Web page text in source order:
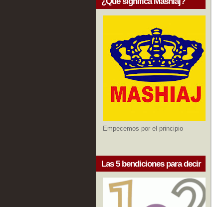
Empecemos por el principio
Las 5 bendiciones para decir